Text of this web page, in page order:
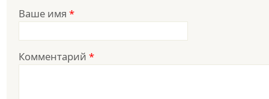
Ваше имя *
Комментарий *